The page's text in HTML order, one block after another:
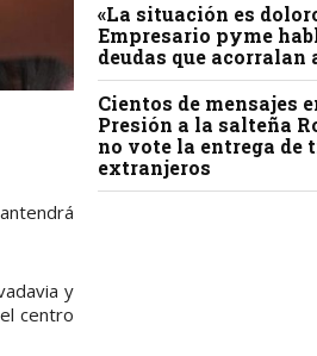
y
centro
«La situación es
Empresario pyme
deudas que acorralan
Cientos de mensajes
Presión a la salteña
no vote la entrega de
extranjeros